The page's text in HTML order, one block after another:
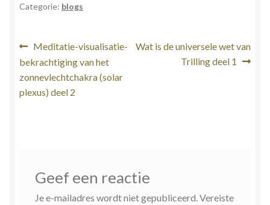
Winkelwagen
Zielsgeoriënteerde Jobcoaching
Categorie: blogs
Bericht
navigatie
Vorig
bericht:
Meditatie-visualisatie-
bekrachtiging van het
zonnevlechtchakra (solar
plexus) deel 2
Volgend
Wat is de universele wet van
Trilling deel 1
Geef een reactie
Je e-mailadres wordt niet gepubliceerd.Vereiste